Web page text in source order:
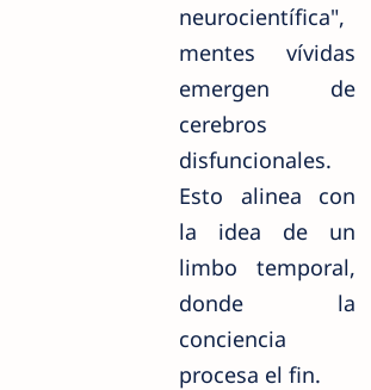
neurocientífica",
mentes vívidas
emergen de
cerebros
disfuncionales.
Esto alinea con
la idea de un
limbo temporal,
donde la
conciencia
procesa el fin.